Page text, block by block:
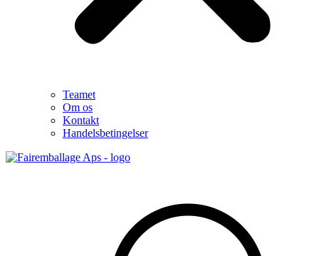
Teamet
Om os
Kontakt
Handelsbetingelser